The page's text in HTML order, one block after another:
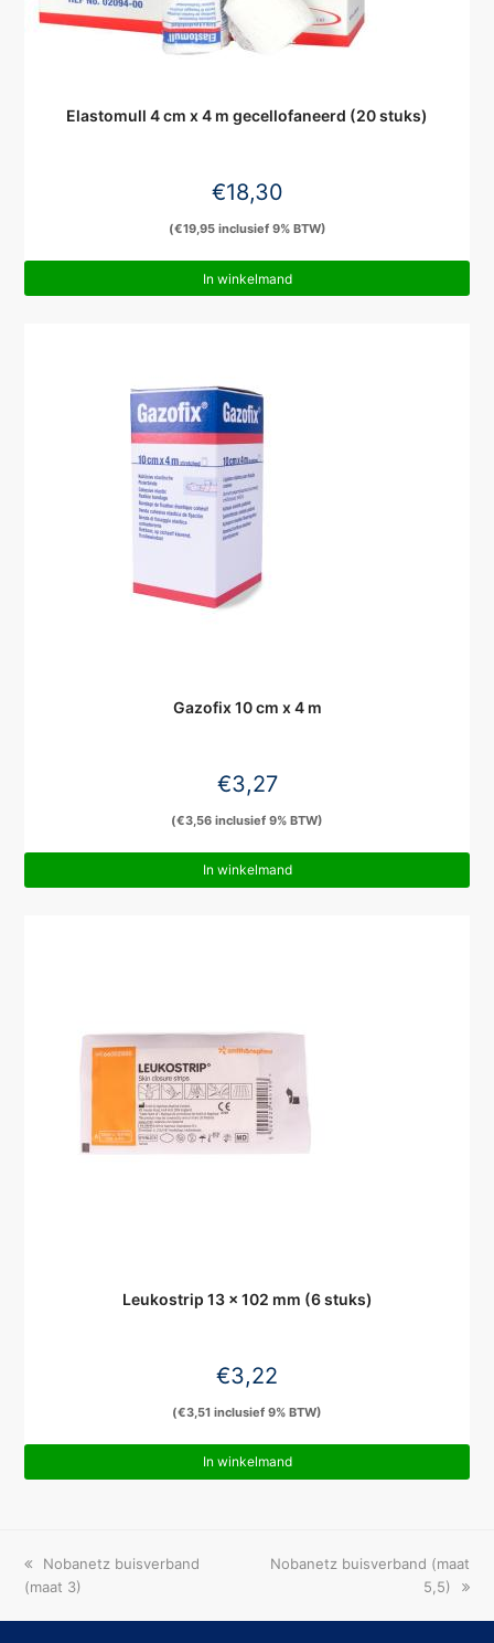
Elastomull 4 cm x 4 m gecellofaneerd (20 stuks)
€18,30
(€19,95inclusief 9% BTW)
In winkelmand
Gazofix 10 cm x 4 m
€3,27
(€3,56 inclusief 9% BTW)
In winkelmand
Leukostrip 13 x 102 mm (6 stuks)
€3,22
(€3,51 inclusief 9% BTW)
In winkelmand
previous
post:
Nobanetz buisverband
(maat 3)
next
Nobanetz buisverband (maat
5,5)